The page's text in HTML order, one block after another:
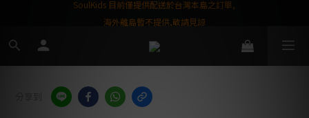
屬購物金❤️
SoulKids 目前僅提供配送於台灣本島之訂單,
海外離島暫不提供,敬請見諒